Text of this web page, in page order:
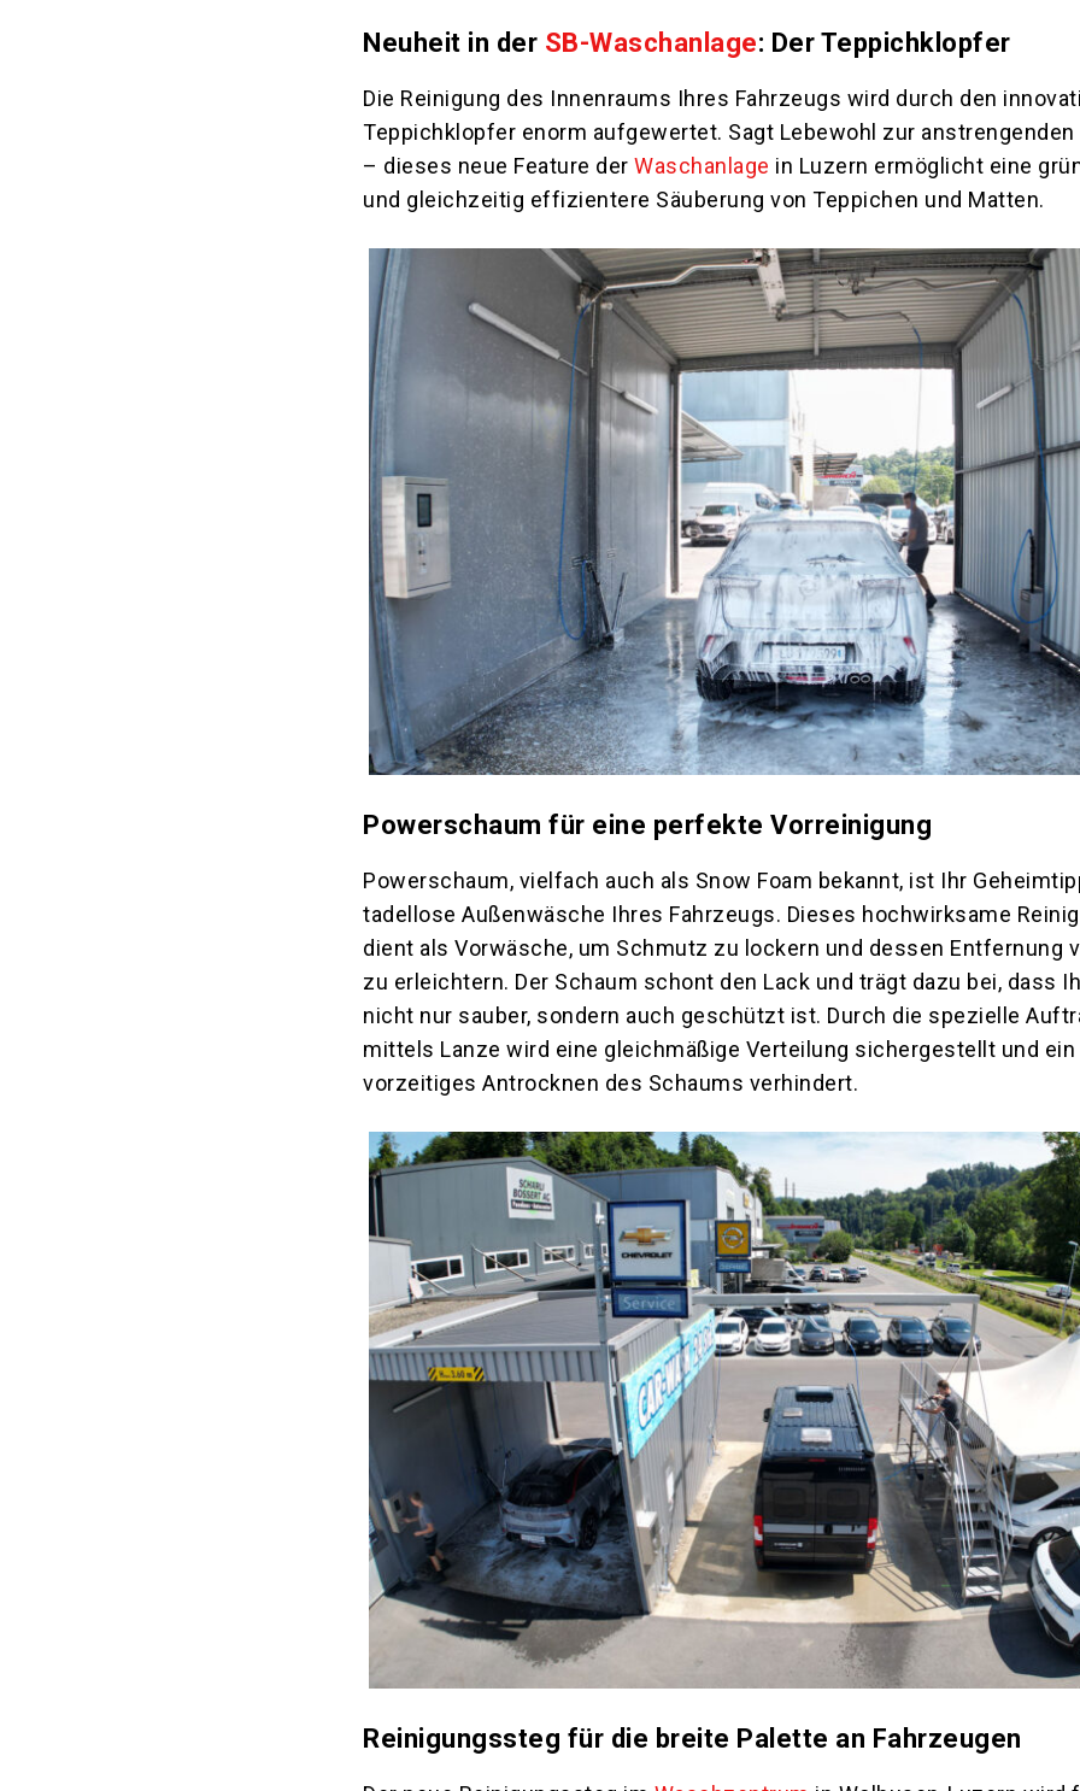
Neuheit in der SB-Waschanlage: Der Teppichklopfer
Die Reinigung des Innenraums Ihres Fahrzeugs wird durch den
Teppichklopfer enorm aufgewertet. Sagt Lebewohl zur anstrengenden
– dieses neue Feature derWaschanlage in Luzern ermöglicht eine
und gleichzeitig effizientere Säuberung von Teppichen und Matten.
Powerschaum für eine perfekte Vorreinigung
Powerschaum, vielfach auch als Snow Foam bekannt, ist Ihr
tadellose Außenwäsche Ihres Fahrzeugs. Dieses hochwirksame
dient als Vorwäsche, um Schmutz zu lockern und dessen Entfernung
zu erleichtern. Der Schaum schont den Lack und trägt dazu bei, dass
nicht nur sauber, sondern auch geschützt ist. Durch die spezielle
mittels Lanze wird eine gleichmäßige Verteilung sichergestellt und ein
vorzeitiges Antrocknen des Schaums verhindert.
Reinigungssteg für die breite Palette an Fahrzeugen